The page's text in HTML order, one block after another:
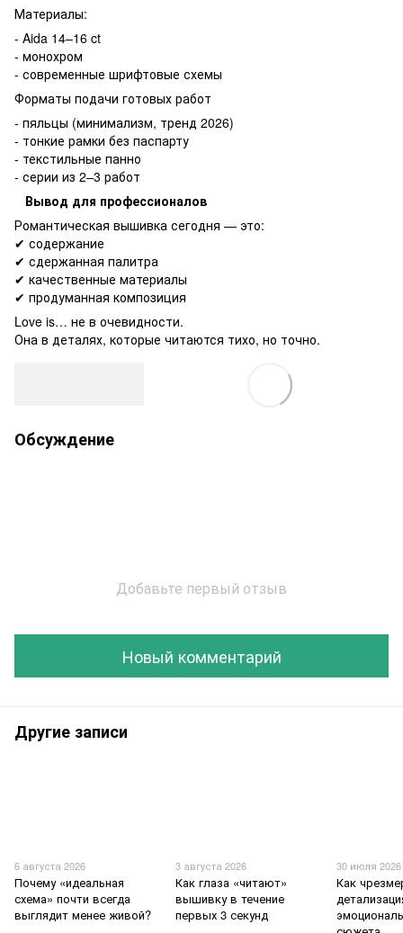
Материалы:
- Aida 14–16 ct
- монохром
- современные шрифтовые схемы
Форматы подачи готовых работ
- пяльцы (минимализм, тренд 2026)
- тонкие рамки без паспарту
- текстильные панно
- серии из 2–3 работ
Вывод для профессионалов
Романтическая вышивка сегодня — это:
✔ содержание
✔ сдержанная палитра
✔ качественные материалы
✔ продуманная композиция
Love is… не в очевидности.
Она в деталях, которые читаются тихо, но точно.
Обсуждение
Добавьте первый отзыв
Новый комментарий
Другие записи
6 августа 2026
Почему «идеальная
схема» почти всегда
выглядит менее живой?
3 августа 2026
Как глаза «читают»
вышивку в течение
первых 3 секунд
30 июля 2026
Как